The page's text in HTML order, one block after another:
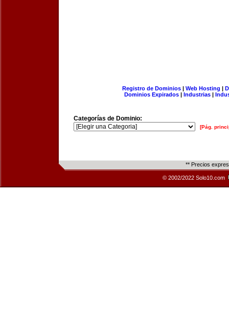
Registro de Dominios| Web Hosting |
Dominios Expirados | Industrias |
Categorías de Dominio:
[Pág.
** Precios
© 2002/2022 Solo10.com